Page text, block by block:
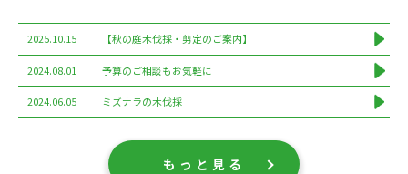
2025.10.15 【秋の庭木伐採・剪定のご案内】
2024.08.01 予算のご相談もお気軽に
2024.06.05 ミズナラの木伐採
もっと見る